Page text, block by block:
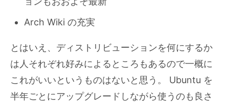
Arch Wiki の充実
とはいえ、ディストリビューションを何にするか
は人それぞれ好みによるところもあるので一概に
これがいいというものはないと思う。 Ubuntu を
半年ごとにアップグレードしながら使うのも良さ